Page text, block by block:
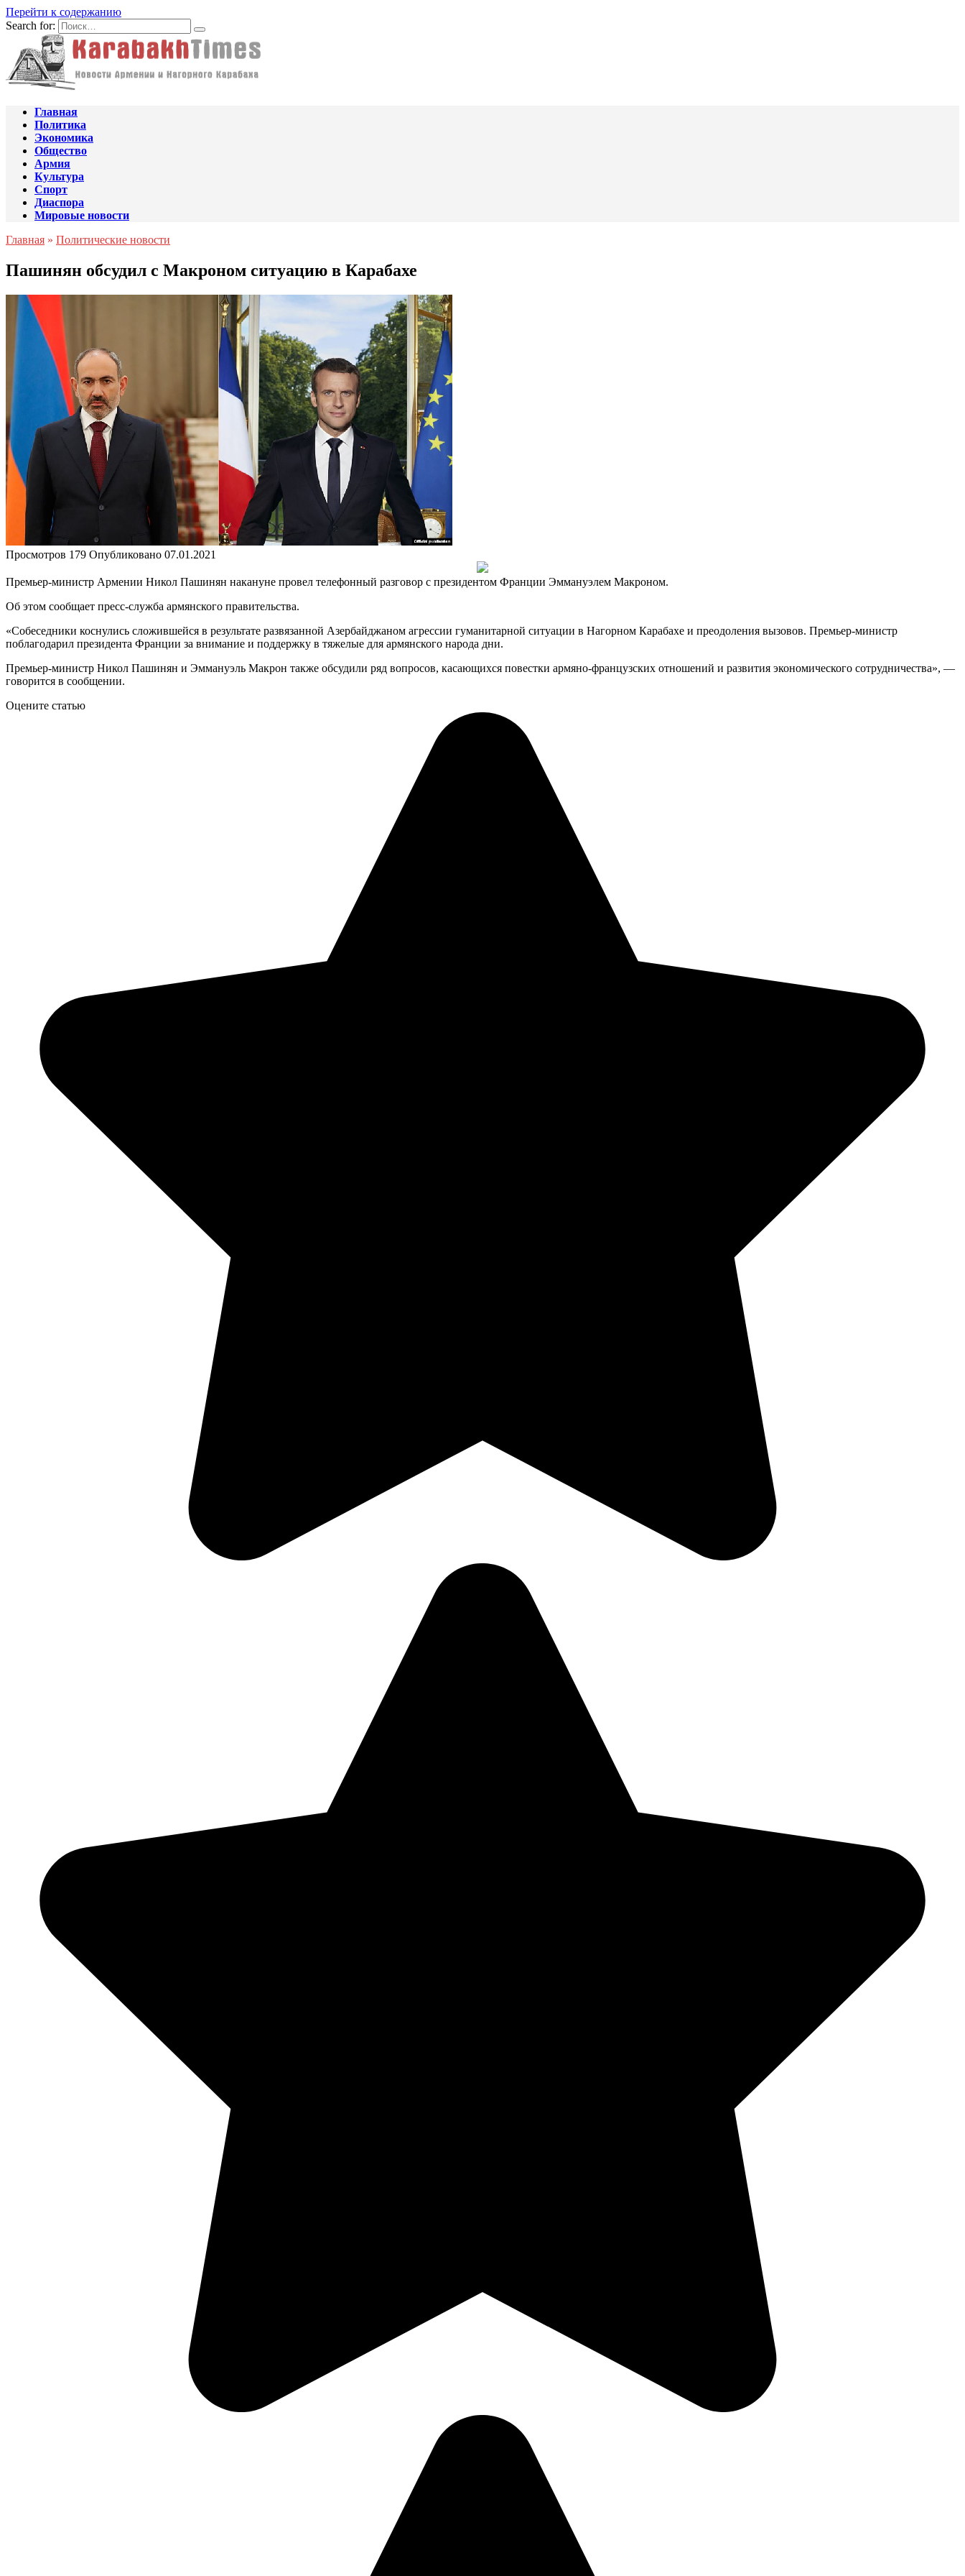
Перейти к содержанию
Search for:
Главная
Политика
Экономика
Общество
Армия
Культура
Спорт
Диаспора
Мировые новости
Главная » Политические новости
Пашинян обсудил с Макроном ситуацию в Карабахе
Просмотров 179 Опубликовано 07.01.2021
Премьер-министр Армении Никол Пашинян накануне провел телефонный разговор с президентом Франции Эммануэлем Макроном.
Об этом сообщает пресс-служба армянского правительства.
«Собеседники коснулись сложившейся в результате развязанной Азербайджаном агрессии гуманитарной ситуации в Нагорном Карабахе и преодоления вызовов. Премьер-министр
поблагодарил президента Франции за внимание и поддержку в тяжелые для армянского народа дни.
Премьер-министр Никол Пашинян и Эммануэль Макрон также обсудили ряд вопросов, касающихся повестки армяно-французских отношений и развития экономического сотрудничества», —
говорится в сообщении.
Оцените статью